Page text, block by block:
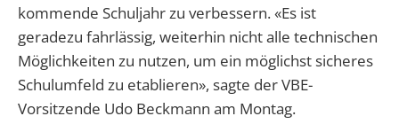
kommende Schuljahr zu verbessern. «Es ist
geradezu fahrlässig, weiterhin nicht alle technischen
Möglichkeiten zu nutzen, um ein möglichst sicheres
Schulumfeld zu etablieren», sagte der VBE-
Vorsitzende Udo Beckmann am Montag.